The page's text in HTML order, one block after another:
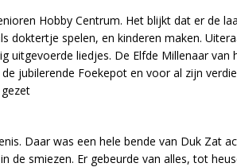
Hobby Centrum. Het blijkt dat er de
doktertje spelen, en kinderen maken.
uitgevoerde liedjes. De Elfde Millenaar van
jubilerende Foekepot en voor al zijn
Daar was een hele bende van Duk Zat
de smiezen. Er gebeurde van alles, tot